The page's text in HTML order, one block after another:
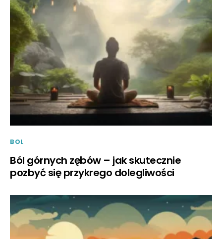
BOL
Ból górnych zębów – jak skutecznie
pozbyć się przykrego dolegliwości